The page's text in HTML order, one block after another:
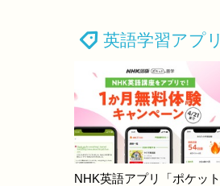
英語学習アプリ
NHK英語アプリ「ポケット